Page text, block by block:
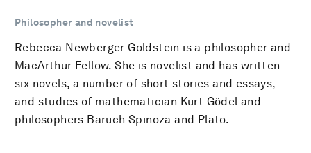
Philosopher and novelist
Rebecca Newberger Goldstein is a philosopher and
MacArthur Fellow. She is novelist and has written
six novels, a number of short stories and essays,
and studies of mathematician Kurt Gödel and
philosophers Baruch Spinoza and Plato.